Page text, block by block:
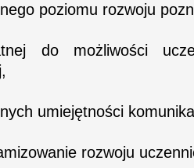
poziomu rozwoju
do możliwości
umiejętności
rozwoju